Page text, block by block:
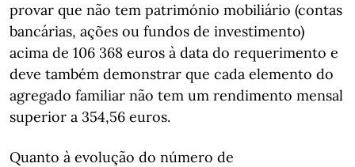
provar que não tem património mobiliário (contas
bancárias, ações ou fundos de investimento)
acima de 106 368 euros à data do requerimento e
deve também demonstrar que cada elemento do
agregado familiar não tem um rendimento mensal
superior a 354,56 euros.
Quanto à evolução do número de